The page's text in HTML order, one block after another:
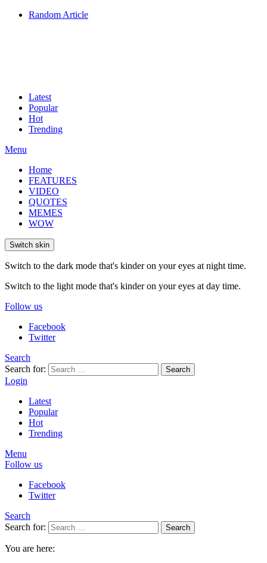
Random Article
Latest
Popular
Hot
Trending
Menu
Home
FEATURES
VIDEO
QUOTES
MEMES
WOW
Switch skin
Switch to the dark mode that's kinder on your eyes at night time.
Switch to the light mode that's kinder on your eyes at day time.
Follow us
Facebook
Twitter
Search
Search for:
Search
Login
Latest
Popular
Hot
Trending
Menu
Follow us
Facebook
Twitter
Search
Search for:
Search
You are here: